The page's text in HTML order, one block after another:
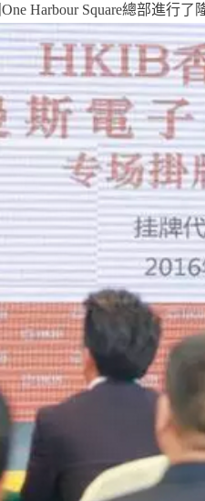
One Harbour Square總部進行了